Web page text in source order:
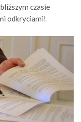
czasie
odkryciami!